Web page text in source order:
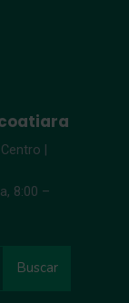
|
8:00 –
Buscar